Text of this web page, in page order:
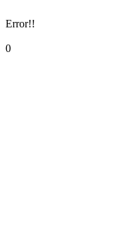
Error!!
0